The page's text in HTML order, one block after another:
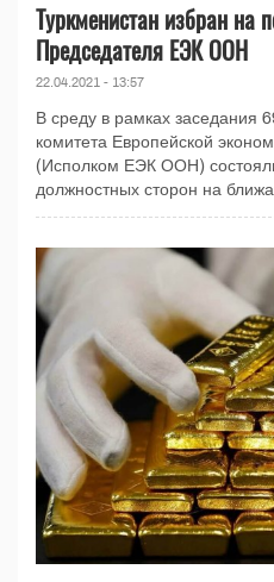
Туркменистан избран на
Председателя ЕЭК ООН
22.04.2021 - 13:57
В среду в рамках заседания
комитета Европейской
(Исполком ЕЭК ООН)
должностных сторон на